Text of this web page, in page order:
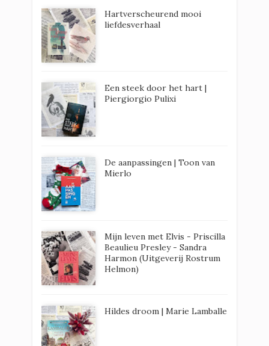
Hartverscheurend mooi
liefdesverhaal
Een steek door het hart |
Piergiorgio Pulixi
De aanpassingen | Toon van
Mierlo
Mijn leven met Elvis - Priscilla
Beaulieu Presley - Sandra
Harmon (Uitgeverij Rostrum
Helmon)
Hildes droom | Marie Lamballe